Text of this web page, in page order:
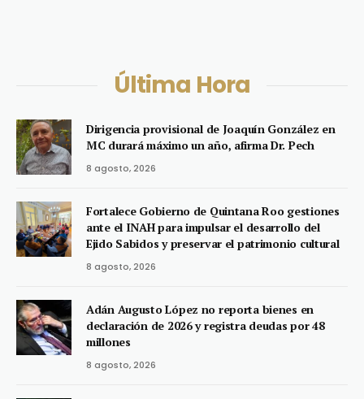
Última Hora
Dirigencia provisional de Joaquín González en
MC durará máximo un año, afirma Dr. Pech
8 agosto, 2026
Fortalece Gobierno de Quintana Roo gestiones
ante el INAH para impulsar el desarrollo del
Ejido Sabidos y preservar el patrimonio cultural
8 agosto, 2026
Adán Augusto López no reporta bienes en
declaración de 2026 y registra deudas por 48
millones
8 agosto, 2026